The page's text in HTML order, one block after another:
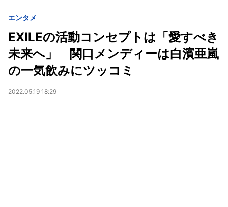
エンタメ
EXILEの活動コンセプトは「愛すべき
未来へ」 関口メンディーは白濱亜嵐
の一気飲みにツッコミ
2022.05.19 18:29